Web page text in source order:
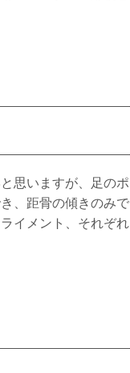
思いますが、足のポ
、距骨の傾きのみで
イメント、それぞれ